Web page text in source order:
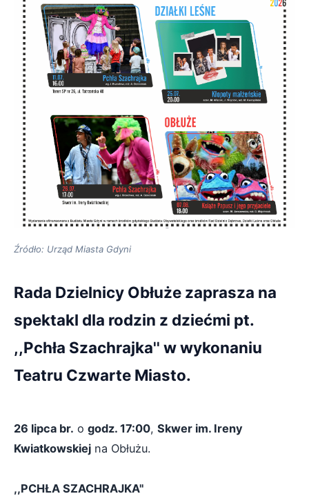
Źródło: Urząd Miasta Gdyni
Rada Dzielnicy Obłuże zaprasza na
spektakl dla rodzin z dziećmi pt.
,,Pchła Szachrajka'' w wykonaniu
Teatru Czwarte Miasto.
26 lipca br. o godz. 17:00, Skwer im. Ireny
Kwiatkowskiej na Obłużu.
,,PCHŁA SZACHRAJKA''